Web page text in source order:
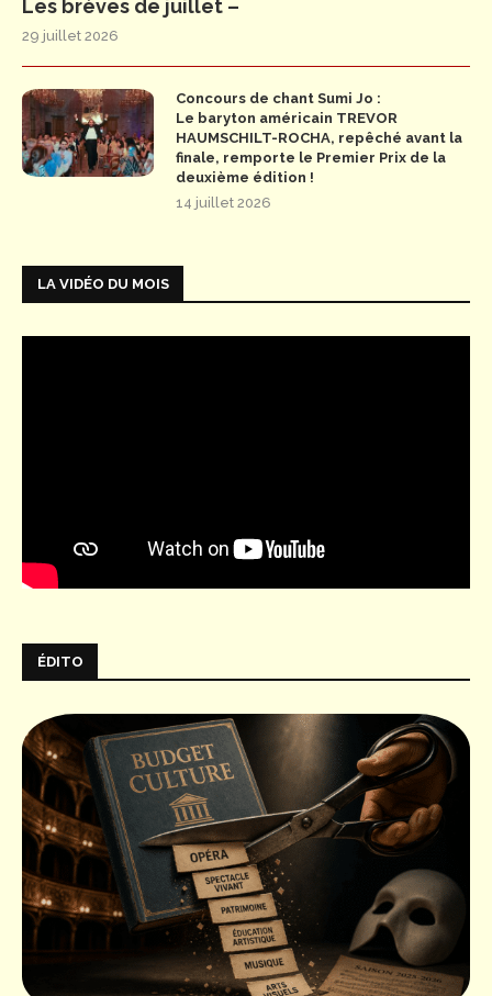
Les brèves de juillet –
29 juillet 2026
Concours de chant Sumi Jo :
Le baryton américain TREVOR
HAUMSCHILT-ROCHA, repêché avant la
finale, remporte le Premier Prix de la
deuxième édition !
14 juillet 2026
LA VIDÉO DU MOIS
ÉDITO